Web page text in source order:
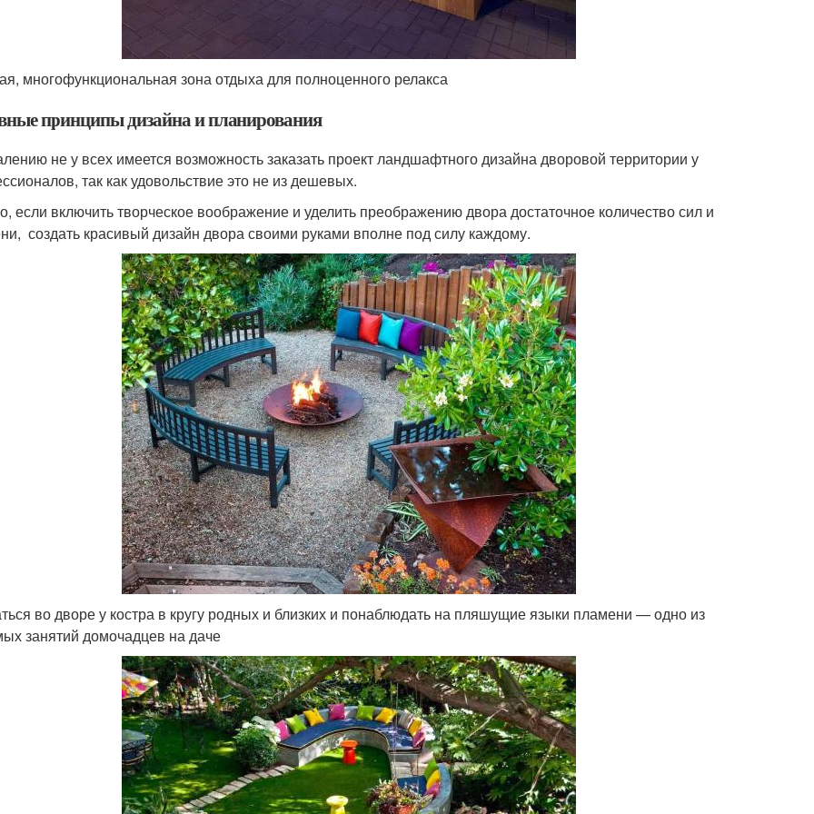
многофункциональная зона отдыха для полноценного релакса
принципы дизайна и планирования
не у всех имеется возможность заказать проект ландшафтного дизайна дворовой территории у
так как удовольствие это не из дешевых.
если включить творческое воображение и уделить преображению двора достаточное количество сил и
создать красивый дизайн двора своими руками вполне под силу каждому.
во дворе у костра в кругу родных и близких и понаблюдать на пляшущие языки пламени — одно из
занятий домочадцев на даче